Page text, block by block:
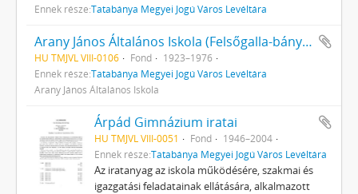
Ennek része:Tatabánya Megyei Jogú Város Levéltára
Arany János Általános Iskola (Felsőgalla-bányatelep
HU TMJVL VIII-0106 Fond
1923–1976
Ennek része:Tatabánya Megyei Jogú Város Levéltára
Arany János Általános Iskola
Árpád Gimnázium iratai
HU TMJVL VIII-0051 Fond
1946–2004
Ennek része:Tatabánya Megyei Jogú Város Levéltára
Az iratanyag az iskola működésére, szakmai és
igazgatási feladatainak ellátására, alkalmazott